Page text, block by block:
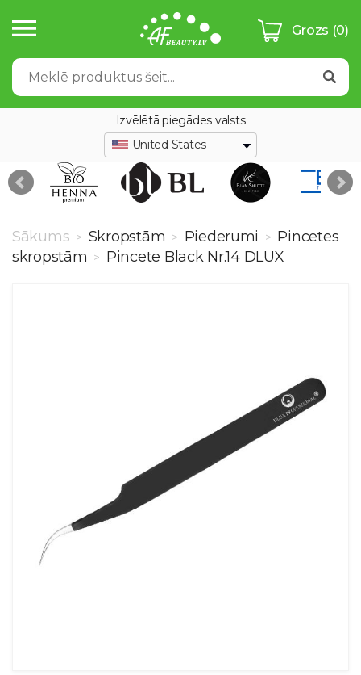
Grozs (0)
Izvēlētā piegādes valsts
United States
Sākums > Skropstām > Piederumi > Pincetes
skropstām > Pincete Black Nr.14 DLUX